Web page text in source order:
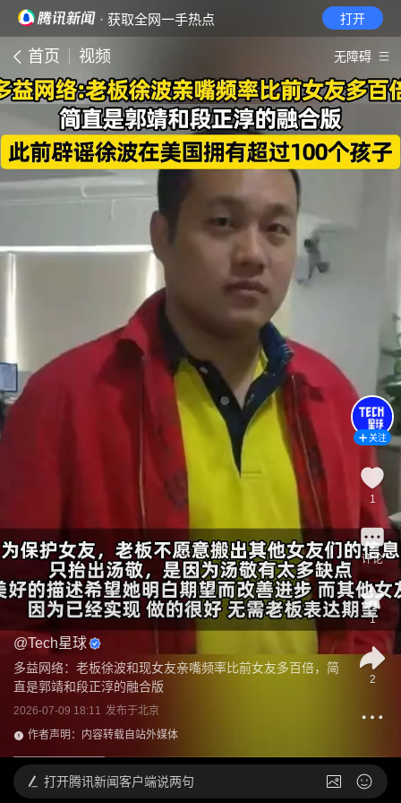
· 获取全网一手热点 打开
首页 视频 无障碍
@Tech星球
多益网络：老板徐波和现女友亲嘴频率比前女友多百倍，简
直是郭靖和段正淳的融合版
2026-07-09 18:11 发布于北京
作者声明：内容转载自站外媒体
关注
1
评论
1
2
打开腾讯新闻客户端说两句